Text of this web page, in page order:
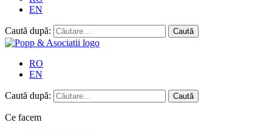
EN
Caută după:
RO
EN
Caută după:
Ce facem